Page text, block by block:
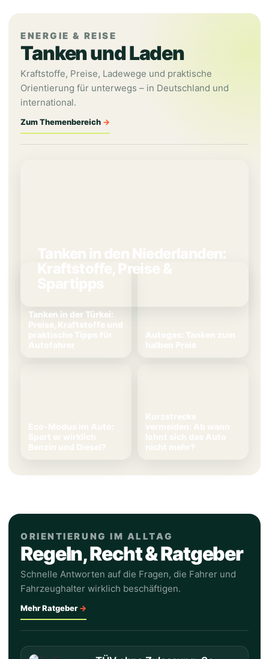
ENERGIE & REISE
Tanken und Laden
Kraftstoffe, Preise, Ladewege und praktische
Orientierung für unterwegs – in Deutschland und
international.
Zum Themenbereich
Tanken in den Niederlanden:
Kraftstoffe, Preise &
Tanken in der Türkei:
Preise, Kraftstoffe und
ORIENTIERUNG IM ALLTAG
Regeln, Recht & Ratgeber
Schnelle Antworten auf die Fragen, die Fahrer und
Fahrzeughalter wirklich beschäftigen.
Mehr Ratgeber